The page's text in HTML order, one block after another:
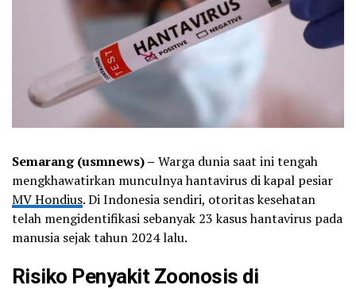
Semarang (usmnews) – Warga dunia saat ini tengah
mengkhawatirkan munculnya hantavirus di kapal pesiar
MV Hondius. Di Indonesia sendiri, otoritas kesehatan
telah mengidentifikasi sebanyak 23 kasus hantavirus pada
manusia sejak tahun 2024 lalu.
Risiko Penyakit Zoonosis di